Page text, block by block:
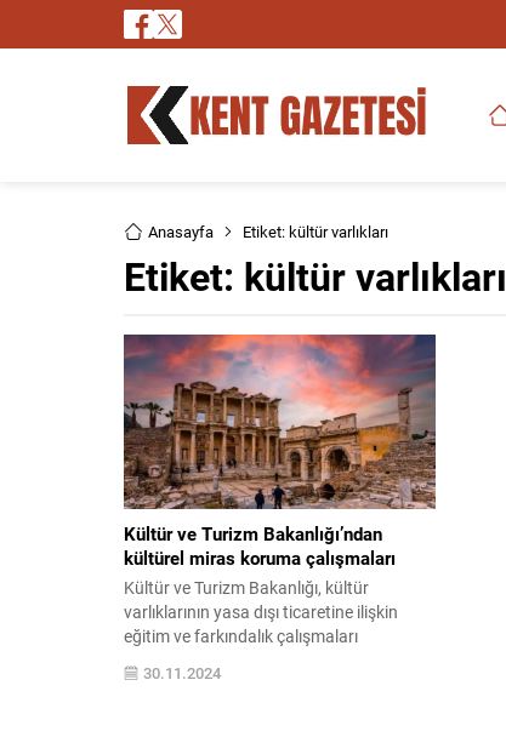
Anasayfa Etiket: kültür varlıkları
Etiket: kültür varlıkları
Kültür ve Turizm Bakanlığı’ndan
kültürel miras koruma çalışmaları
Kültür ve Turizm Bakanlığı, kültür
varlıklarının yasa dışı ticaretine ilişkin
eğitim ve farkındalık çalışmaları
kapsamında, yurt dışına kaçırılan Artemis
heykelinin Türkiye'ye iade sürecini anlatan
30.11.2024